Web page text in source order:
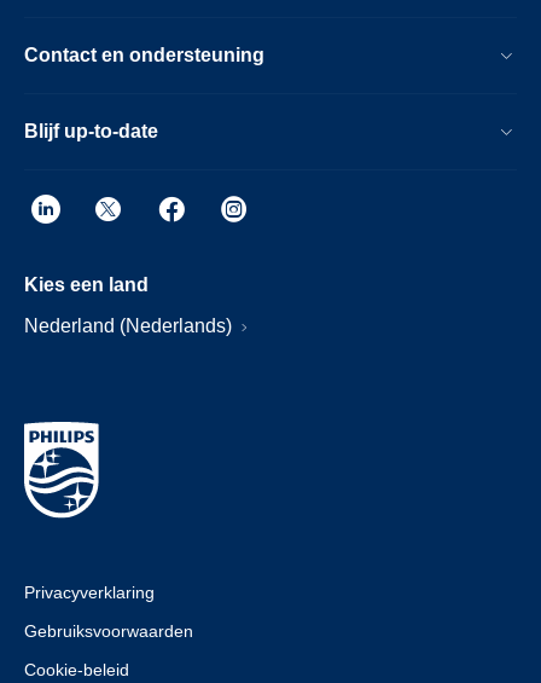
Contact en ondersteuning
Blijf up-to-date
Kies een land
Nederland (Nederlands)
Privacyverklaring
Gebruiksvoorwaarden
Cookie-beleid